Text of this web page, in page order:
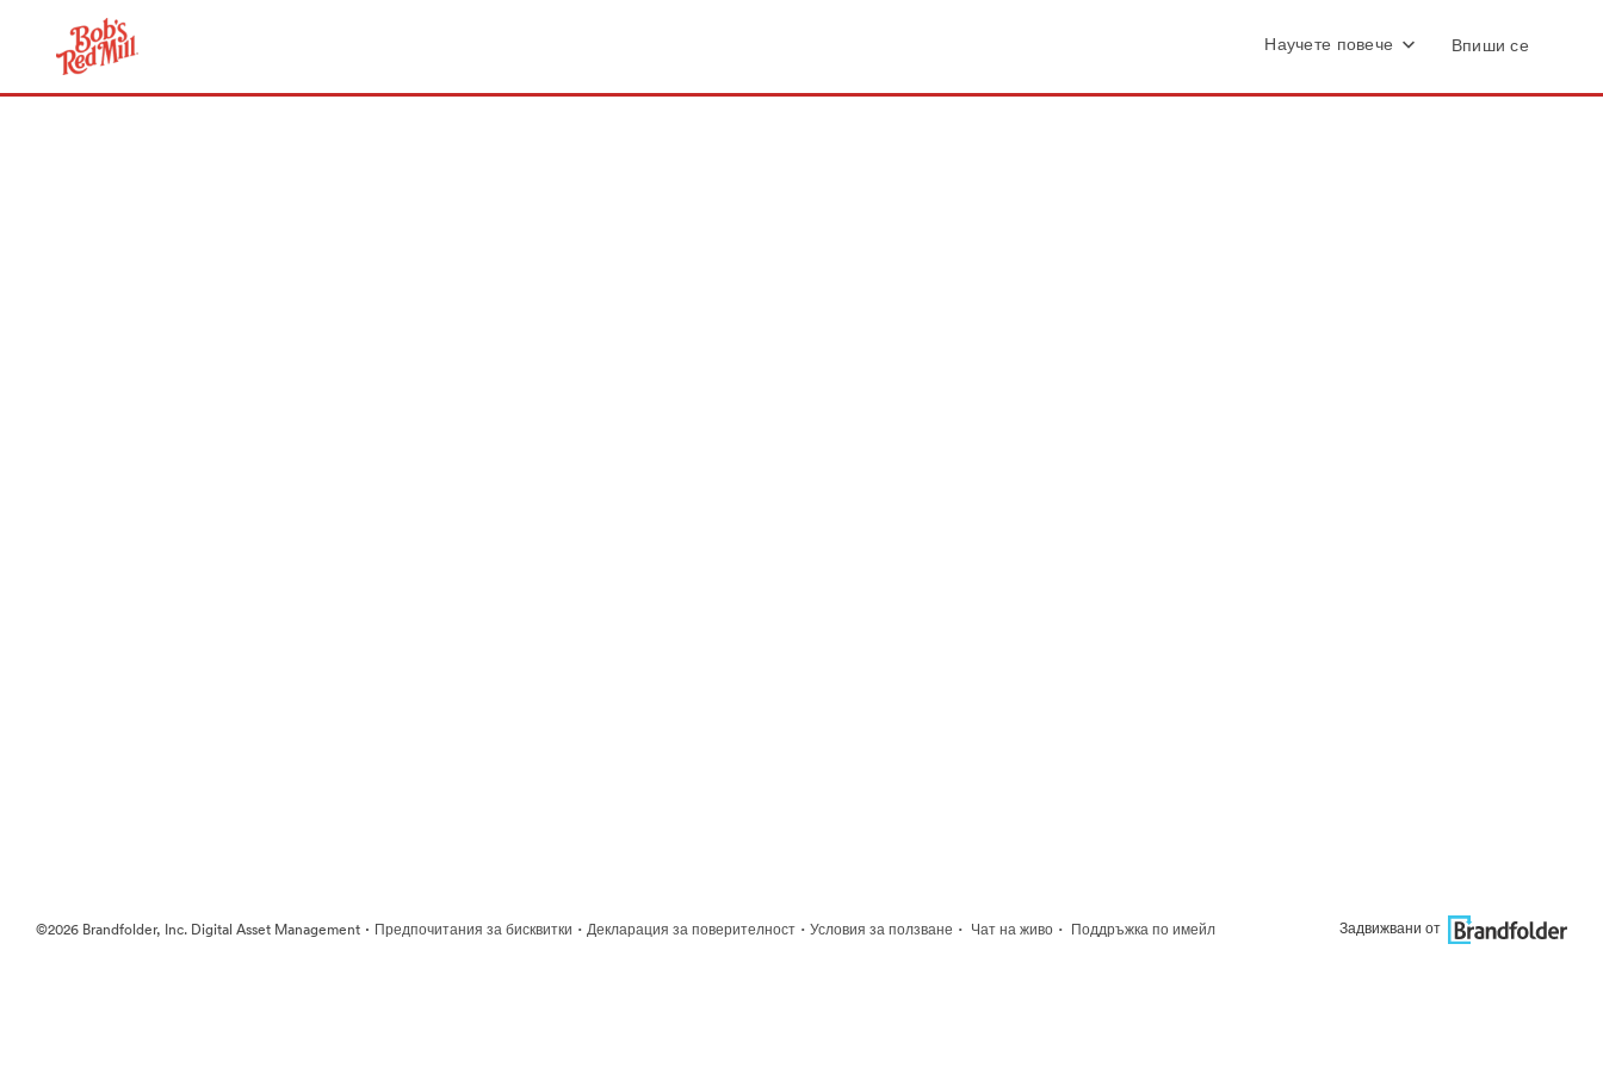
Научете повече Впиши се
©2026 Brandfolder, Inc. Digital Asset Management · Предпочитания за бисквитки · Декларация за поверителност · Условия за ползване · Чат на живо · Поддръжка по имейл Задвижвани от